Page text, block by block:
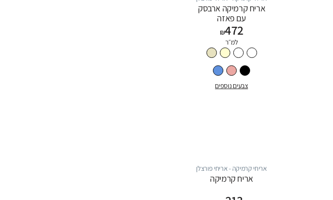
אריח קרמיקה ארבסק
עם פאזה
₪472
למ״ר
צבעים נוספים
אריחי קרמיקה - אריחי פורצלן
אריח קרמיקה